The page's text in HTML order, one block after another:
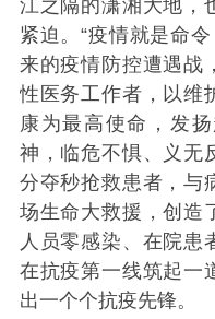
江之隔的潇湘大地，
紧迫。“疫情就是命
来的疫情防控遭遇战
性医务工作者，以维
康为最高使命，发
神，临危不惧、义无
分夺秒抢救患者，与
场生命大救援，创造
人员零感染、在院患
在抗疫第一线筑起一
出一个个抗疫先锋。